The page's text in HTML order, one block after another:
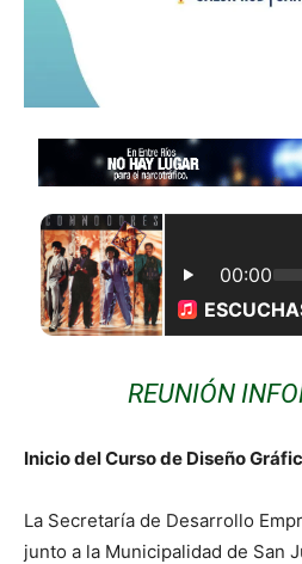
REUNIÓN
Inicio del Curso de Diseño
La Secretaría de Desarrollo
junto a la Municipalidad de San